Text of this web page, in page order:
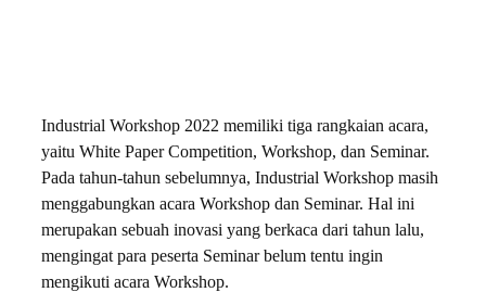
Industrial Workshop 2022 memiliki tiga rangkaian acara,
yaitu White Paper Competition, Workshop, dan Seminar.
Pada tahun-tahun sebelumnya, Industrial Workshop masih
menggabungkan acara Workshop dan Seminar. Hal ini
merupakan sebuah inovasi yang berkaca dari tahun lalu,
mengingat para peserta Seminar belum tentu ingin
mengikuti acara Workshop.